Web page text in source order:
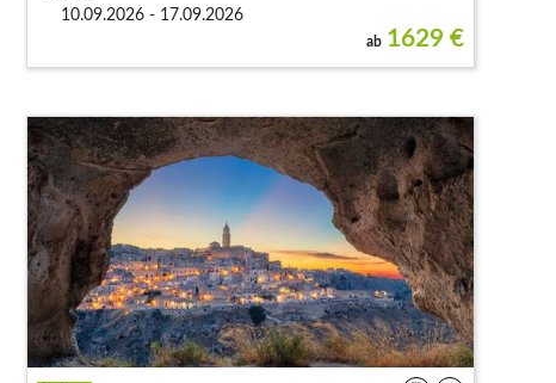
10.09.2026 - 17.09.2026
ab 1629 €